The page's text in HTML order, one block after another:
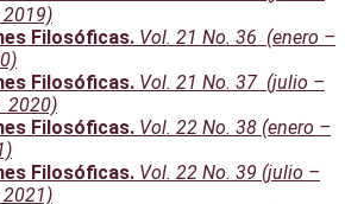
Filosóficas. Vol. 21 No. 36 (enero –
Filosóficas. Vol. 21 No. 37 (julio –
2020)
Filosóficas. Vol. 22 No. 38 (enero –
Filosóficas. Vol. 22 No. 39 (julio –